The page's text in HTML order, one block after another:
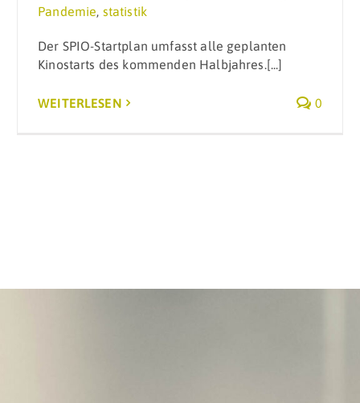
Pandemie, statistik
Der SPIO-Startplan umfasst alle geplanten
Kinostarts des kommenden Halbjahres.[...]
WEITERLESEN 0